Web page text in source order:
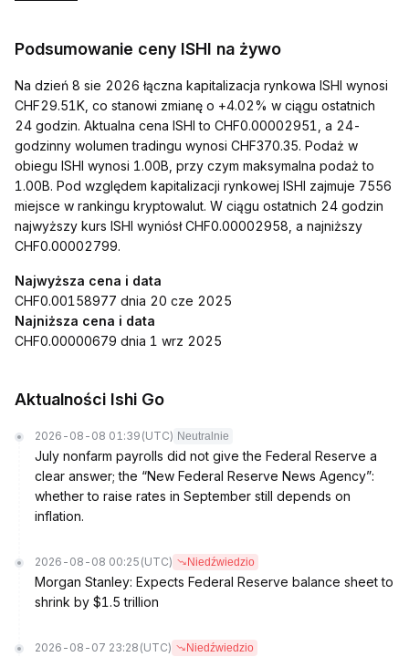
Podsumowanie ceny ISHI na żywo
Na dzień 8 sie 2026 łączna kapitalizacja rynkowa ISHI wynosi
CHF29.51K, co stanowi zmianę o +4.02% w ciągu ostatnich
24 godzin. Aktualna cena ISHI to CHF0.00002951, a 24-
godzinny wolumen tradingu wynosi CHF370.35. Podaż w
obiegu ISHI wynosi 1.00B, przy czym maksymalna podaż to
1.00B. Pod względem kapitalizacji rynkowej ISHI zajmuje 7556
miejsce w rankingu kryptowalut. W ciągu ostatnich 24 godzin
najwyższy kurs ISHI wyniósł CHF0.00002958, a najniższy
CHF0.00002799.
Najwyższa cena i data
CHF0.00158977 dnia 20 cze 2025
Najniższa cena i data
CHF0.00000679 dnia 1 wrz 2025
Aktualności Ishi Go
2026-08-08 01:39 (UTC) Neutralnie
July nonfarm payrolls did not give the Federal Reserve a
clear answer; the “New Federal Reserve News Agency”:
whether to raise rates in September still depends on
inflation.
2026-08-08 00:25 (UTC) Niedźwiedzio
Morgan Stanley: Expects Federal Reserve balance sheet to
shrink by $1.5 trillion
2026-08-07 23:28 (UTC) Niedźwiedzio